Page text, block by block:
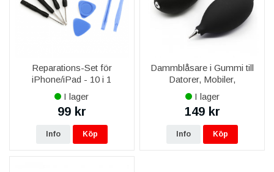
Reparations-Set för
iPhone/iPad - 10 i 1
I lager
99 kr
Info Köp
Dammblåsare i Gummi till
Datorer, Mobiler,
Kameralins
I lager
149 kr
Info Köp